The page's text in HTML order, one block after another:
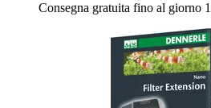
Consegna gratuita fino al giorno